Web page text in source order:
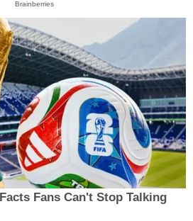
Brainberries
Fans Can't Stop Talking